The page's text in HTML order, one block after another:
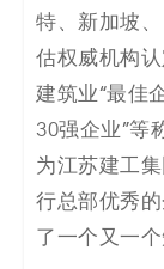
特、新加坡
估权威机构
建筑业“最佳
30强企业”等
为江苏建工
行总部优秀
了一个又一